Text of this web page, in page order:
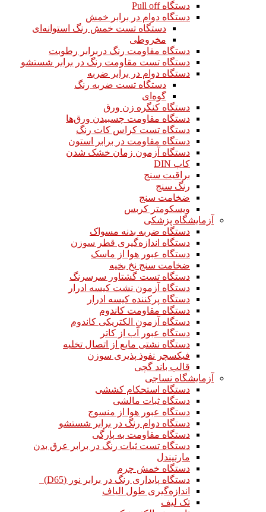
دستگاه Pull off
دستگاه دوام در برابر خمش
دستگاه تست خمش رنگ استوانه‌ای
مخروطی
دستگاه مقاومت رنگ دربرابر رطوبت
دستگاه تست مقاومت رنگ در برابر شستشو
دستگاه دوام در برابر ضربه
دستگاه تست ضربه رنگ
گوه‌ای
دستگاه کنگره زن ورق
دستگاه مقاومت چسبیدن ورق‌ها
دستگاه تست کراس کات رنگ
دستگاه مقاومت در برابر استون
دستگاه آزمون زمان خشک شدن
کاپ DIN
براقیت سنج
رنگ سنج
ضخامت سنج
ویسکومتر کربس
آزمایشگاه پزشکی
دستگاه ضربه بدنه مسواک
دستگاه اندازه‌گیری قطر سوزن
دستگاه عبور هوا از ماسک
ضخامت سنج نخ بخیه
دستگاه تست گشتاور سرسرنگ
دستگاه آزمون نشت کیسه ادرار
دستگاه پرکننده کیسه ادرار
دستگاه مقاومت کاندوم
دستگاه آزمون الکتریکی کاندوم
دستگاه عبور آب از کاتر
دستگاه نشتی مایع از اتصال تخلیه
فیکسچر نفوذ پذیری سوزن
قالب باند گچی
آزمایشگاه نساجی
دستگاه استحکام کششی
دستگاه ثبات مالشی
دستگاه عبور هوا از منسوج
دستگاه دوام رنگ در برابر شستشو
دستگاه مقاومت به پارگی
دستگاه تست ثبات رنگ در برابر عرق بدن
مارتیندل
دستگاه خمش چرم
دستگاه پایداری رنگ در برابر نور (D65)
اندازه‌گیری طول الیاف
تک لیف